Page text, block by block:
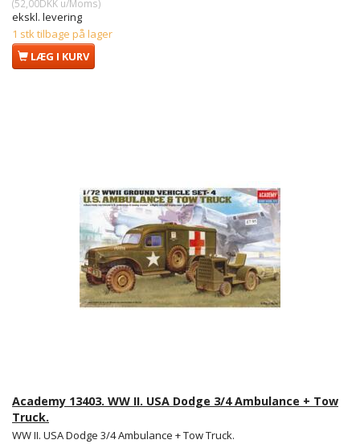
(52,00DKK u/Moms)
ekskl. levering
1 stk tilbage på lager
LÆG I KURV
Academy 13403. WW II. USA Dodge 3/4 Ambulance + Tow
Truck.
WW II. USA Dodge 3/4 Ambulance + Tow Truck.